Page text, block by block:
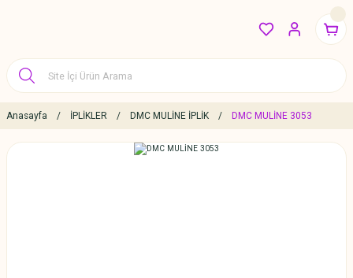
Anasayfa İPLİKLER DMC MULİNE İPLİK DMC MULİNE 3053